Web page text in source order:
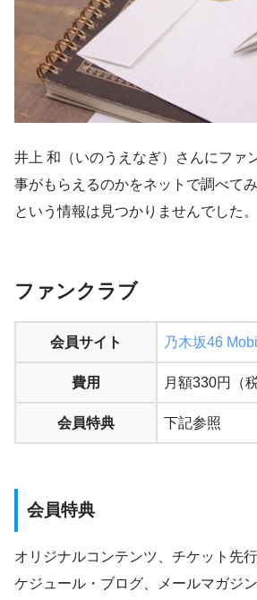
井上 和（いのうえなぎ）さんにファ
事がもらえるのかをネットで調べて
という情報は見つかりませんでした。
ファンクラブ
会員サイト 乃木坂46
費用 月額330円（
会員特典 下記参照
会員特典
オリジナルコンテンツ、チケット先
ケジュール・ブログ、メールマガジン